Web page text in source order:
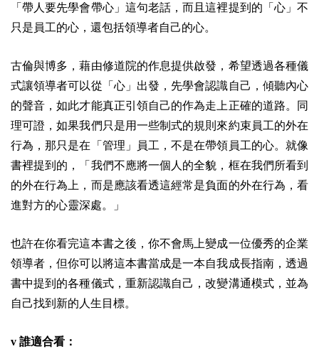
「帶人要先學會帶心」這句老話，而且這裡提到的「心」不
只是員工的心，還包括領導者自己的心。
古倫與博多，藉由修道院的作息提供啟發，希望透過各種儀
式讓領導者可以從「心」出發，先學會認識自己，傾聽內心
的聲音，如此才能真正引領自己的作為走上正確的道路。同
理可證，如果我們只是用一些制式的規則來約束員工的外在
行為，那只是在「管理」員工，不是在帶領員工的心。就像
書裡提到的，「我們不應將一個人的全貌，框在我們所看到
的外在行為上，而是應該看透這經常是負面的外在行為，看
進對方的心靈深處。」
也許在你看完這本書之後，你不會馬上變成一位優秀的企業
領導者，但你可以將這本書當成是一本自我成長指南，透過
書中提到的各種儀式，重新認識自己，改變溝通模式，並為
自己找到新的人生目標。
v 誰適合看：